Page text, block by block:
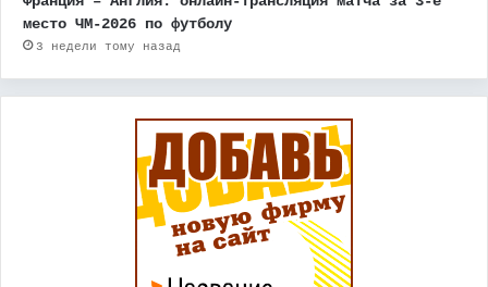
место ЧМ-2026 по футболу
3 недели тому назад